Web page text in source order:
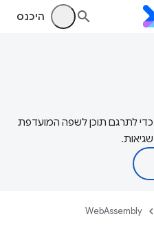
היכנס
‫Google משתמשת בטכנולוגיית AI כדי לתרגם תוכן לשפה המועדפת
WebAssembly